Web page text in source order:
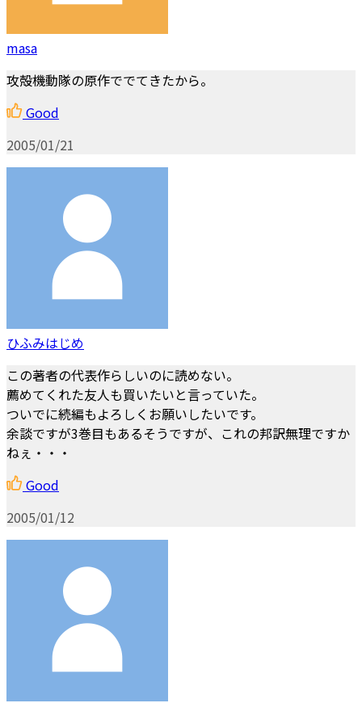
masa
攻殻機動隊の原作ででてきたから。
Good
2005/01/21
ひふみはじめ
この著者の代表作らしいのに読めない。
薦めてくれた友人も買いたいと言っていた。
ついでに続編もよろしくお願いしたいです。
余談ですが3巻目もあるそうですが、これの邦訳無理ですか
ねぇ・・・
Good
2005/01/12